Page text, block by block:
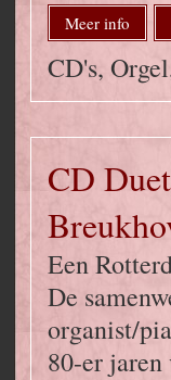
Meer info
CD's,
CD
Een
De
organist/
80-er